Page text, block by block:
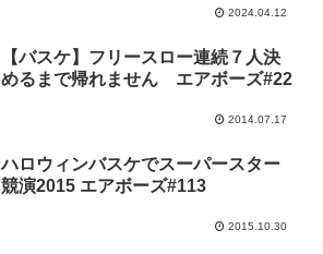
2024.04.12
【バスケ】フリースロー連続７人決
めるまで帰れません エアボーズ#22
2014.07.17
ハロウィンバスケでスーパースター
競演2015 エアボーズ#113
2015.10.30